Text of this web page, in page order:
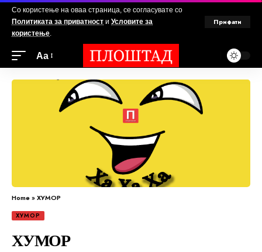
Со користење на оваа страница, се согласувате со
Политиката за приватност и Условите за
користење.
Прифати
Аа
Home»ХУМОР
ХУМОР
ХУМОР